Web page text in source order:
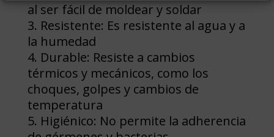
al ser fácil de moldear y soldar
Resistente: Es resistente al agua y a
la humedad
Durable: Resiste a cambios
térmicos y mecánicos, como los
choques, golpes y cambios de
temperatura
Higiénico: No permite la adherencia